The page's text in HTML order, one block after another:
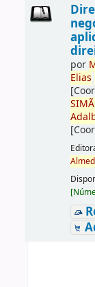
por
Elias
[Coor
[Coor
[